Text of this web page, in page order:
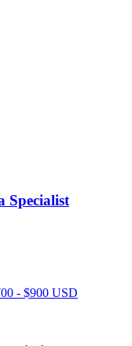
Specialist
- $900 USD